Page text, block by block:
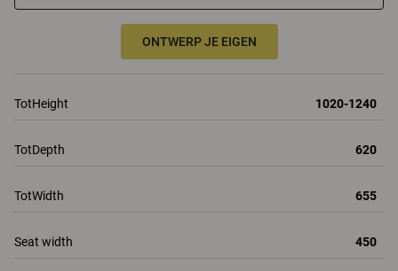
ONTWERP JE EIGEN
TotHeight 1020-1240
TotDepth 620
TotWidth 655
Seat width 450